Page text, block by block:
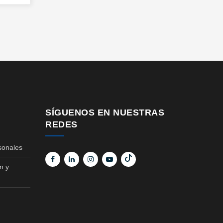
y
SÍGUENOS EN NUESTRAS
REDES